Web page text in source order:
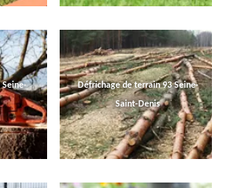
Défrichage de terrain 93 Seine-
Saint-Denis